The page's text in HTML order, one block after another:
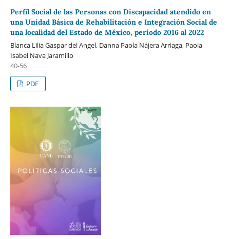
Perfil Social de las Personas con Discapacidad atendido en
una Unidad Básica de Rehabilitación e Integración Social de
una localidad del Estado de México, periodo 2016 al 2022
Blanca Lilia Gaspar del Angel, Danna Paola Nájera Arriaga, Paola
Isabel Nava Jaramillo
40-56
PDF